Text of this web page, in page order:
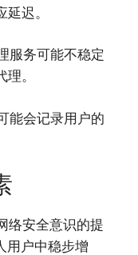
迟。
服务可能不稳定
。
能会记录用户的
络安全意识的提
用户中稳步增